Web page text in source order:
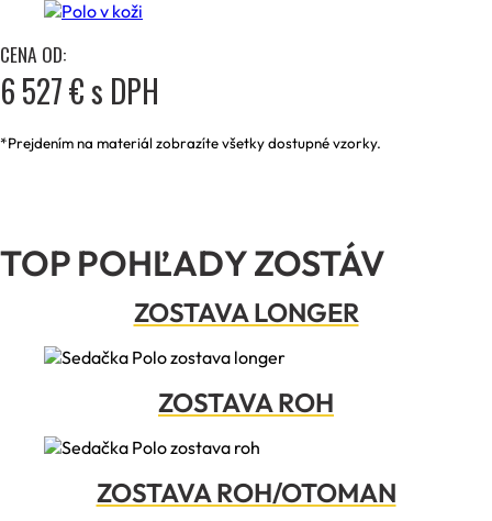
CENA OD:
6 527 € s DPH
*Prejdením na materiál zobrazíte všetky dostupné vzorky.
TOP POHĽADY ZOSTÁV
ZOSTAVA LONGER
ZOSTAVA ROH
ZOSTAVA ROH/OTOMAN